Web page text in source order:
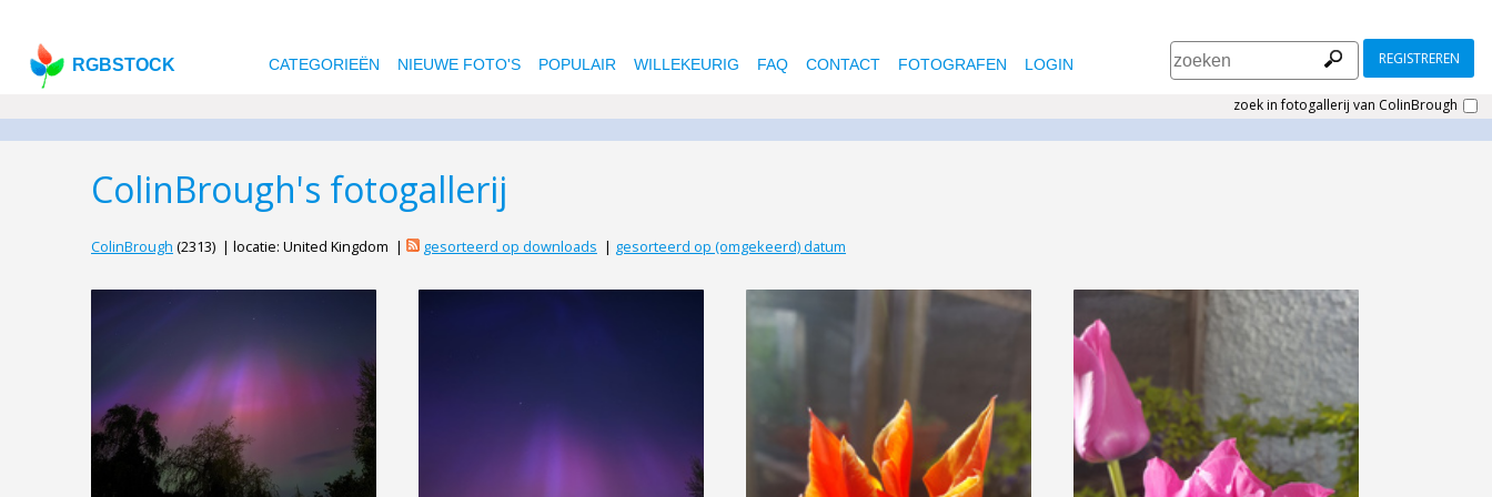
RGBSTOCK CATEGORIEËN NIEUWE FOTO'S POPULAIR WILLEKEURIG FAQ CONTACT FOTOGRAFEN LOGIN REGISTREREN
zoek in fotogallerij van ColinBrough
ColinBrough's fotogallerij
ColinBrough (2313) | locatie: United Kingdom | gesorteerd op downloads | gesorteerd op (omgekeerd) datum